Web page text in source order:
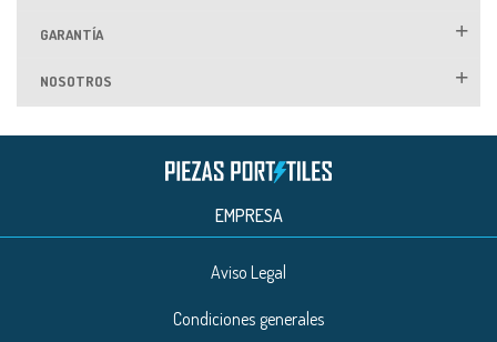
GARANTÍA
NOSOTROS
EMPRESA
Aviso Legal
Condiciones generales